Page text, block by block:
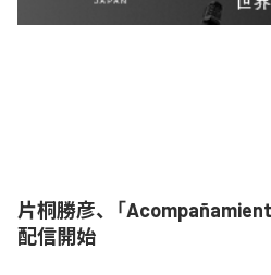
片桐勝彦、「
配信開始